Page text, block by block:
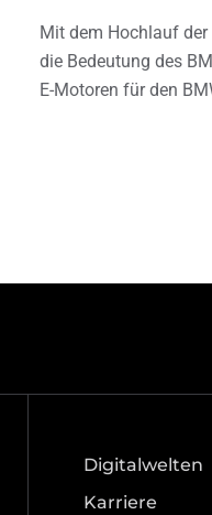
Mit dem Hochlauf
die Bedeutung des
E-Motoren für den
Digitalwelten
Karriere